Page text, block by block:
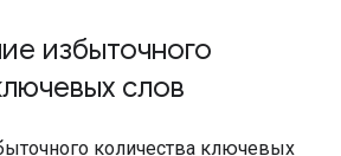
избыточного
слов
количества ключевых